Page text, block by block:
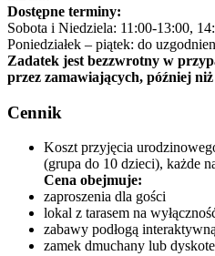
Dostępne terminy:
Sobota i Niedziela: 11:00-13:00,
Poniedziałek – piątek: do
Zadatek jest bezzwrotny w
przez zamawiających, później
Cennik
Koszt przyjęcia
(grupa do 10 dzieci), każde
Cena obejmuje:
zaproszenia dla gości
lokal z tarasem na
zabawy podłogą interaktywną
zamek dmuchany lub